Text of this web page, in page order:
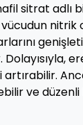
sitrat adlı
nitrik
Dolayısıyla,
artırabilir.
ve düzenli